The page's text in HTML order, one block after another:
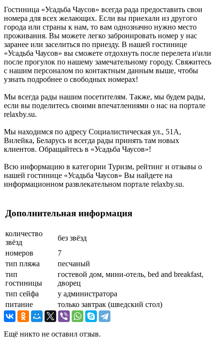
Гостиница «Усадьба Чаусов» всегда рада предоставить свои
номера для всех желающих. Если вы приехали из другого
города или страны к нам, то вам однозначно нужно место
проживания. Вы можете легко забронировать номер у нас
заранее или заселиться по приезду. В нашей гостинице
«Усадьба Чаусов» вы сможете отдохнуть после перелета и\или
после прогулок по нашему замечательному городу. Свяжитесь
с нашим персоналом по контактным данным выше, чтобы
узнать подробнее о свободных номерах!
Мы всегда рады нашим посетителям. Также, мы будем рады,
если вы поделитесь своими впечатлениями о нас на портале
relaxby.su.
Мы находимся по адресу Социалистическая ул., 51А,
Вилейка, Беларусь и всегда рады принять там новых
клиентов. Обращайтесь в «Усадьба Чаусов»!
Всю информацию в категории Туризм, рейтинг и отзывы о
нашей гостинице «Усадьба Чаусов» Вы найдете на
информационном развлекательном портале relaxby.su.
Дополнительная информация
количество
звёзд
без звёзд
номеров
7
тип пляжа
песчаный
тип
гостиницы
гостевой дом, мини-отель, bed and breakfast,
дворец
тип сейфа
у администратора
питание
только завтрак (шведский стол)
Ещё никто не оставил отзыв.